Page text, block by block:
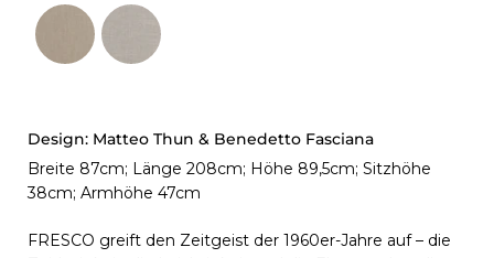
Design: Matteo Thun & Benedetto Fasciana
Breite 87cm; Länge 208cm; Höhe 89,5cm; Sitzhöhe
38cm; Armhöhe 47cm
FRESCO greift den Zeitgeist der 1960er-Jahre auf – die